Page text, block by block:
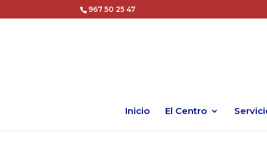
967 50 25 47
Inicio El Centro